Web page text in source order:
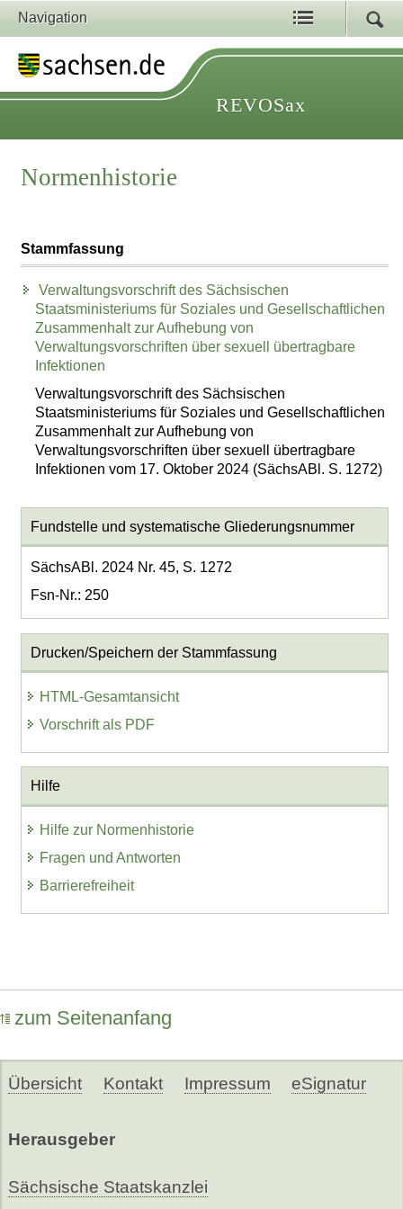
Navigation
REVOSax
Normenhistorie
Stammfassung
Verwaltungsvorschrift des Sächsischen
Staatsministeriums für Soziales und Gesellschaftlichen
Zusammenhalt zur Aufhebung von
Verwaltungsvorschriften über sexuell übertragbare
Infektionen
Verwaltungsvorschrift des Sächsischen
Staatsministeriums für Soziales und Gesellschaftlichen
Zusammenhalt zur Aufhebung von
Verwaltungsvorschriften über sexuell übertragbare
Infektionen vom 17. Oktober 2024 (SächsABl. S. 1272)
Fundstelle und systematische Gliederungsnummer
SächsABl. 2024 Nr. 45, S. 1272
Fsn-Nr.: 250
Drucken/Speichern der Stammfassung
HTML-Gesamtansicht
Vorschrift als PDF
Hilfe
Hilfe zur Normenhistorie
Fragen und Antworten
Barrierefreiheit
zum Seitenanfang
Übersicht Kontakt Impressum eSignatur
Herausgeber
Sächsische Staatskanzlei